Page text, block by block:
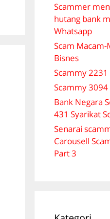
Scammer
hutang bank
Whatsapp
Scam Macam-
Bisnes
Scammy 2231
Scammy 3094
Bank Negara
431 Syarikat
Senarai
Carousell
Part 3